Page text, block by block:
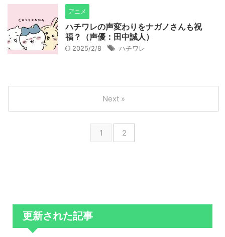
アニメ
ハチワレの声変わりをナガノさんも祝
福？（声優：田中誠人）
2025/2/8 ハチワレ
1 2
Next »
更新された記事